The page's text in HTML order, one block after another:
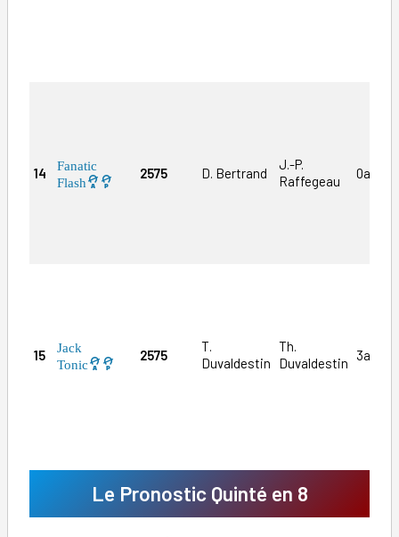
14
Fanatic
Flash
2575 D. Bertrand
J.-P.
Raffegeau
15
Jack
Tonic
2575
T.
Duvaldestin
Th.
Duvaldestin
Le Pronostic Quinté en 8